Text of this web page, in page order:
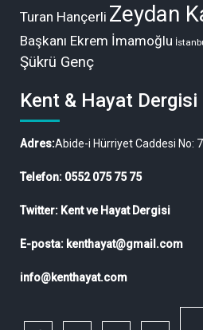
Turan Hançerli Zeydan
Başkanı Ekrem İmamoğlu
Şükrü Genç
Kent & Hayat Dergisi
Adres:Abide-i Hürriyet Caddesi No:
Telefon: 0552 075 75 75
Twitter: Kent ve Hayat Dergisi
E-posta: kenthayat@gmail.com
info@kenthayat.com